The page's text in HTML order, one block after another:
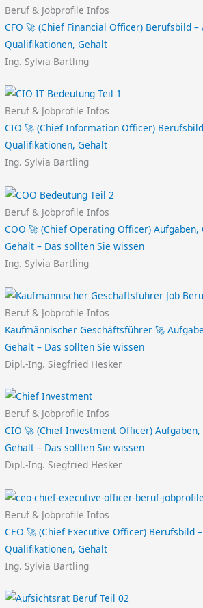
Beruf & Jobprofile Infos
CFO 🚀 (Chief Financial Officer) Berufsbild –
Qualifikationen, Gehalt
Ing. Sylvia Bartling
Beruf & Jobprofile Infos
CIO 🚀 (Chief Information Officer)
Qualifikationen, Gehalt
Ing. Sylvia Bartling
Beruf & Jobprofile Infos
COO 🚀 (Chief Operating Officer)
Gehalt – Das sollten Sie wissen
Ing. Sylvia Bartling
Beruf & Jobprofile Infos
Kaufmännischer Geschäftsführer 🚀
Gehalt – Das sollten Sie wissen
Dipl.-Ing. Siegfried Hesker
Beruf & Jobprofile Infos
CIO 🚀 (Chief Investment Officer)
Gehalt – Das sollten Sie wissen
Dipl.-Ing. Siegfried Hesker
Beruf & Jobprofile Infos
CEO 🚀 (Chief Executive Officer) Berufsbild
Qualifikationen, Gehalt
Ing. Sylvia Bartling